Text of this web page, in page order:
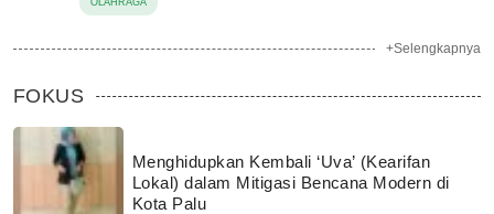
OLAHRAGA
+Selengkapnya
FOKUS
Menghidupkan Kembali ‘Uva’ (Kearifan
Lokal) dalam Mitigasi Bencana Modern di
Kota Palu